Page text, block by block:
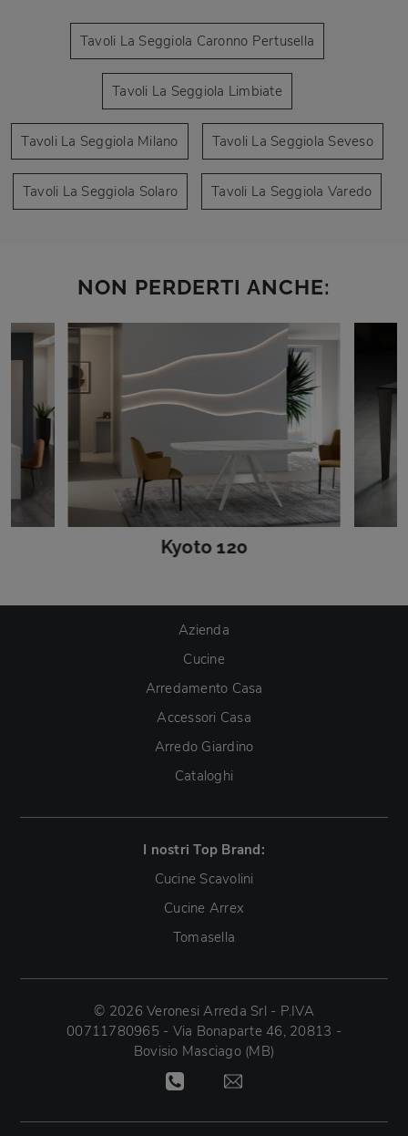
Tavoli La Seggiola Caronno Pertusella
Tavoli La Seggiola Limbiate
Tavoli La Seggiola Milano Tavoli La Seggiola Seveso
Tavoli La Seggiola Solaro Tavoli La Seggiola Varedo
NON PERDERTI ANCHE:
Kyoto 120
Azienda
Cucine
Arredamento Casa
Accessori Casa
Arredo Giardino
Cataloghi
I nostri Top Brand:
Cucine Scavolini
Cucine Arrex
Tomasella
© 2026 Veronesi Arreda Srl - P.IVA
00711780965 - Via Bonaparte 46, 20813 -
Bovisio Masciago (MB)